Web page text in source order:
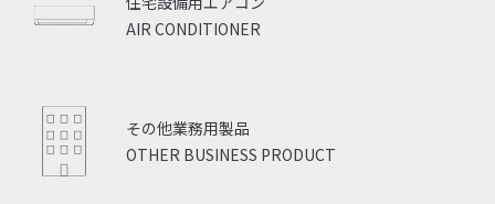
AIR CONDITIONER
OTHER BUSINESS PRODUCT
その他業務用製品